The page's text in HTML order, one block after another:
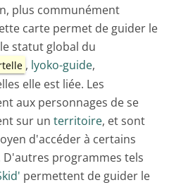
plus communément
carte permet de guider le
statut global du
, lyoko-guide,
elle est liée. Les
aux personnages de se
sur un territoire, et sont
d'accéder à certains
D'autres programmes tels
permettent de guider le